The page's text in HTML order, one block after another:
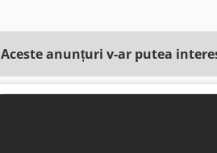
Aceste anunțuri v-ar putea